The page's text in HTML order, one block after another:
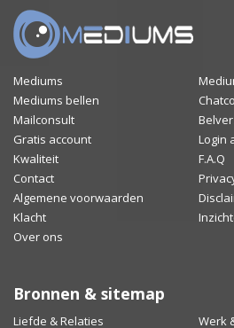
Mediums
Mediums bellen
Mailconsult
Gratis account
Login
Kwaliteit
F.A.Q
Contact
Algemene voorwaarden
Klacht
Over ons
Bronnen & sitemap
Liefde & Relaties Werk